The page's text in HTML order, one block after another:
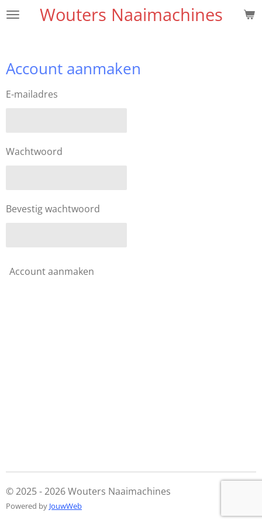
Ga
hoofdinhoud
Wouters Naaimachines
Account aanmaken
E-mailadres
Wachtwoord
Bevestig wachtwoord
Account aanmaken
© 2025 - 2026 Wouters Naaimachines
Powered by JouwWeb